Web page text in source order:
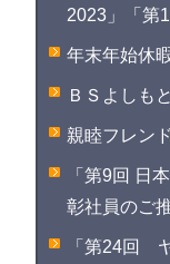
2023」「第
年末年始休
ＢＳよしも
親睦フレン
「第9回 日
彰社員のご
「第24回